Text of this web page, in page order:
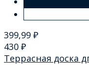
399,99 ₽
430 ₽
Террасная доска